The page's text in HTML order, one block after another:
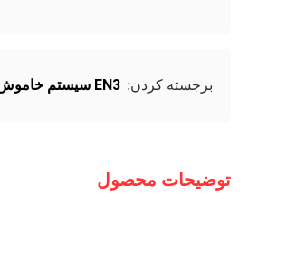
برجسته کردن: EN3 سیستم خاموش کننده آتش با مواد شیمیایی خشک
توضیحات محصول